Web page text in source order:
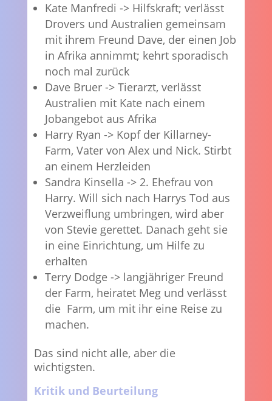
Kate Manfredi -> Hilfskraft; verlässt
Drovers und Australien gemeinsam
mit ihrem Freund Dave, der einen Job
in Afrika annimmt; kehrt sporadisch
noch mal zurück
Dave Bruer -> Tierarzt, verlässt
Australien mit Kate nach einem
Jobangebot aus Afrika
Harry Ryan -> Kopf der Killarney-
Farm, Vater von Alex und Nick. Stirbt
an einem Herzleiden
Sandra Kinsella -> 2. Ehefrau von
Harry. Will sich nach Harrys Tod aus
Verzweiflung umbringen, wird aber
von Stevie gerettet. Danach geht sie
in eine Einrichtung, um Hilfe zu
erhalten
Terry Dodge -> langjähriger Freund
der Farm, heiratet Meg und verlässt
die Farm, um mit ihr eine Reise zu
machen.
Das sind nicht alle, aber die
wichtigsten.
Kritik und Beurteilung